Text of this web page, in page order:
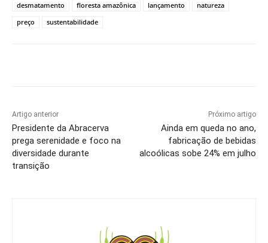
desmatamento
floresta amazônica lançamento
natureza
preço
sustentabilidade
Artigo anterior
Presidente da Abracerva
prega serenidade e foco na
diversidade durante
transição
Próximo artigo
Ainda em queda no ano,
fabricação de bebidas
alcoólicas sobe 24% em julho